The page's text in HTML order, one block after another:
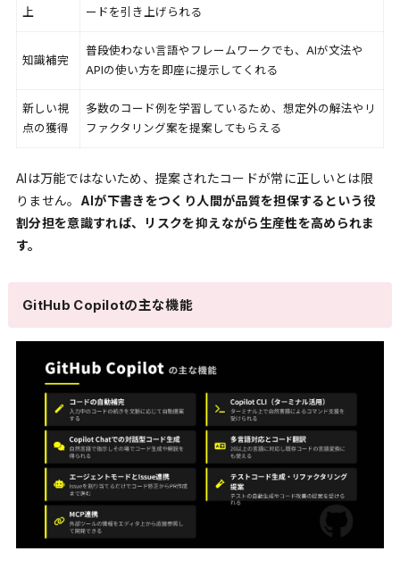
上
ードを引き上げられる
知識補完
普段使わない言語やフレームワークでも、AIが文法や
APIの使い方を即座に提示してくれる
新しい視
点の獲得
多数のコード例を学習しているため、想定外の解法やリ
ファクタリング案を提案してもらえる
AIは万能ではないため、提案されたコードが常に正しいとは限
りません。 AIが下書きをつくり人間が品質を担保するという役
割分担を意識すれば、リスクを抑えながら生産性を高められま
す。
GitHub Copilotの主な機能